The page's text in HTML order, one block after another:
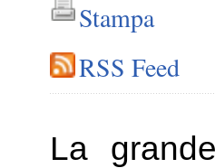
Stampa
RSS Feed
La